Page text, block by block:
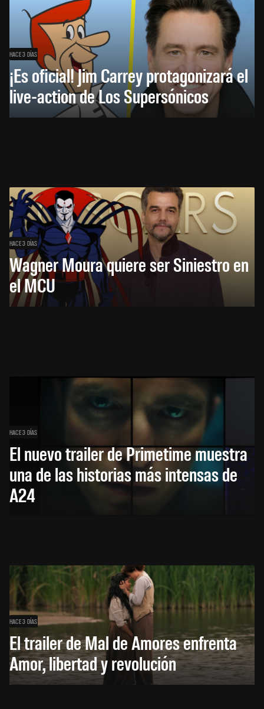
HACE 3 DÍAS
¡Es oficial! Jim Carrey protagonizará el
live-action de Los Supersónicos
HACE 3 DÍAS
Wagner Moura quiere ser Siniestro en
el MCU
HACE 3 DÍAS
El nuevo trailer de Primetime muestra
una de las historias más intensas de
A24
HACE 3 DÍAS
El trailer de Mal de Amores enfrenta
Amor, libertad y revolución